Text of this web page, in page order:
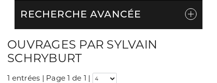
RECHERCHE AVANCÉE
OUVRAGES PAR SYLVAIN
SCHRYBURT
1 entrées | Page 1 de 1 |